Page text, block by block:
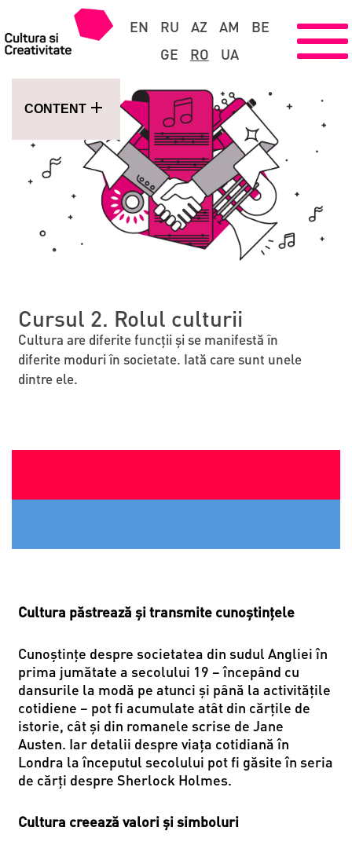
EN RU AZ AM
BE
GE
RO UA
CONTENT
Cursul 2. Rolul culturii
Cultura are diferite funcții și se manifestă în
diferite moduri în societate. Iată care sunt unele
dintre ele.
Cultura păstrează și transmite cunoștințele
Cunoştinţe despre societatea din sudul Angliei în
prima jumătate a secolului 19 – începând cu
dansurile la modă pe atunci și până la activitățile
cotidiene – pot fi acumulate atât din cărțile de
istorie, cât și din romanele scrise de Jane
Austen. Iar detalii despre viața cotidiană în
Londra la începutul secolului pot fi găsite în seria
de cărți despre Sherlock Holmes.
Cultura creează valori și simboluri